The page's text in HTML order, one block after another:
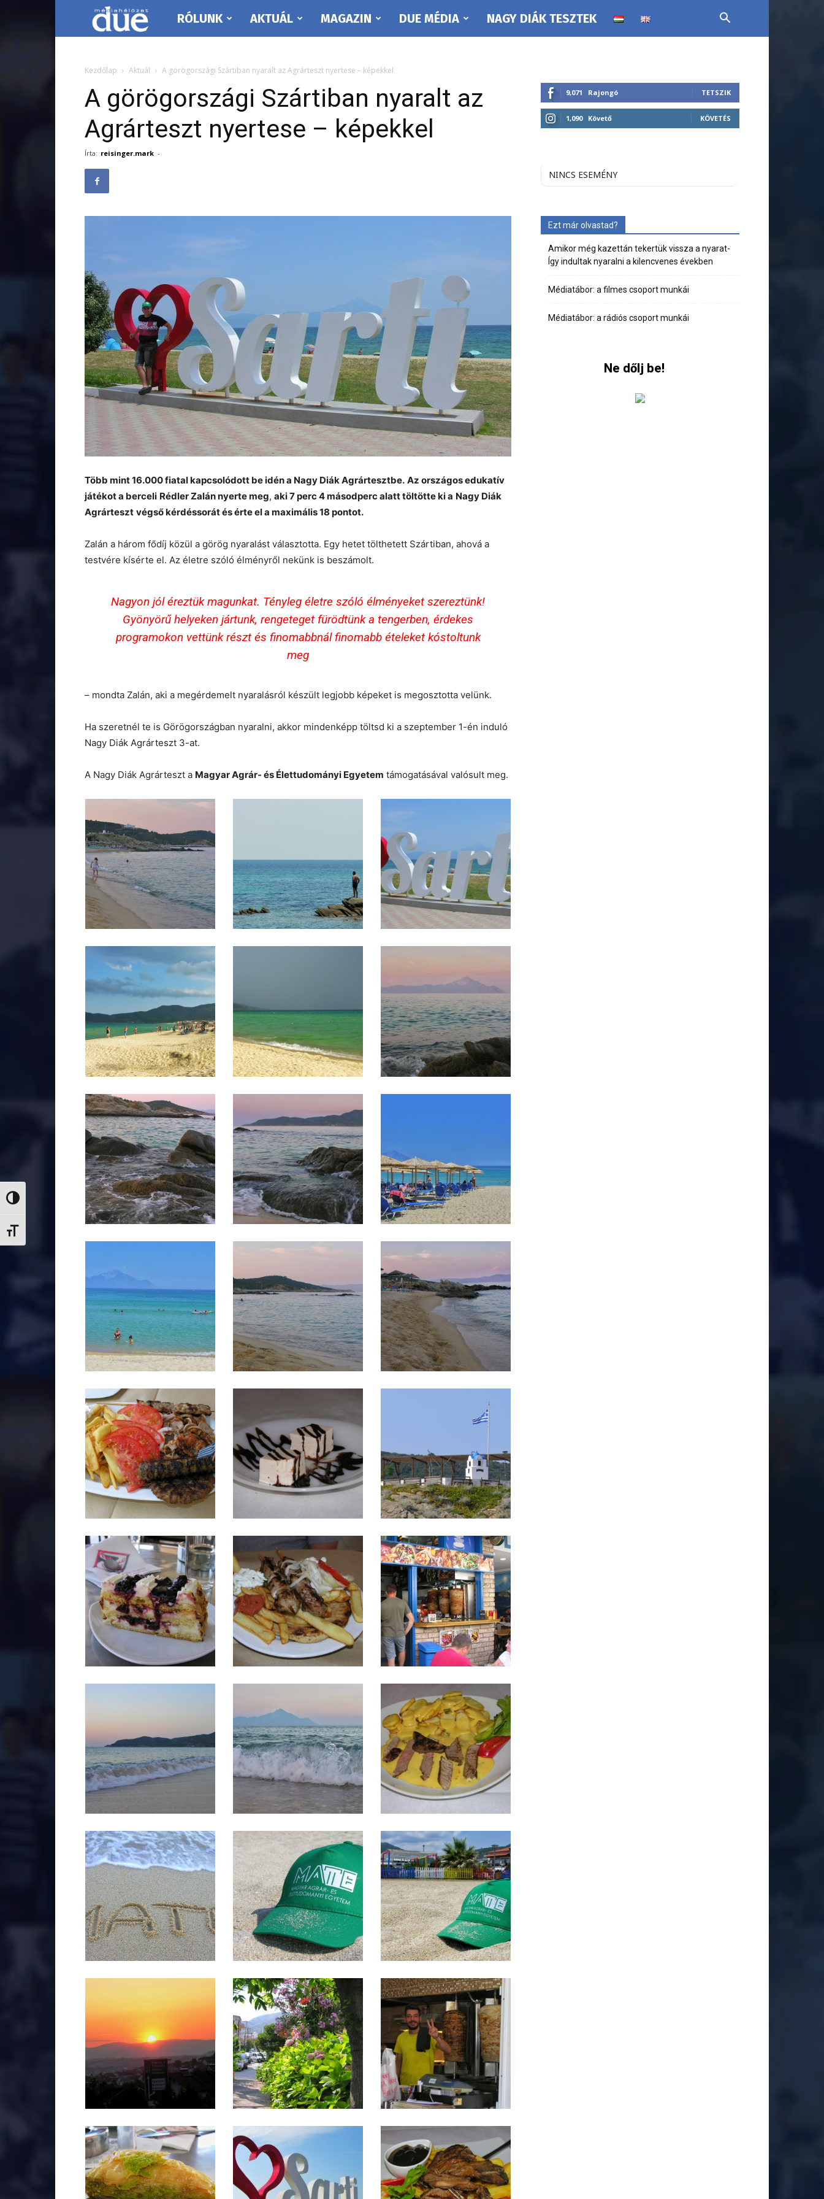
Nagy kontraszt váltása
Betűméret váltása
DUE
RÓLUNK AKTUÁL MAGAZIN DUE MÉDIA NAGY DIÁK TESZTEK
Kezdőlap Aktuál A görögországi Szártiban nyaralt az Agrárteszt nyertese – képekkel
A görögországi Szártiban nyaralt az
Agrárteszt nyertese – képekkel
Írta: reisinger.mark -
Több mint 16.000 fiatal kapcsolódott be idén a Nagy Diák Agrártesztbe. Az országos edukatív
játékot a berceli Rédler Zalán nyerte meg, aki 7 perc 4 másodperc alatt töltötte ki a Nagy Diák
Agrárteszt végső kérdéssorát és érte el a maximális 18 pontot.
Zalán a három fődíj közül a görög nyaralást választotta. Egy hetet tölthetett Szártiban, ahová a
testvére kísérte el. Az életre szóló élményről nekünk is beszámolt.
Nagyon jól éreztük magunkat. Tényleg életre szóló élményeket szereztünk!
Gyönyörű helyeken jártunk, rengeteget fürödtünk a tengerben, érdekes
programokon vettünk részt és finomabbnál finomabb ételeket kóstoltunk
meg
– mondta Zalán, aki a megérdemelt nyaralásról készült legjobb képeket is megosztotta velünk.
Ha szeretnél te is Görögországban nyaralni, akkor mindenképp töltsd ki a szeptember 1-én induló
Nagy Diák Agrárteszt 3-at.
A Nagy Diák Agrárteszt a Magyar Agrár- és Élettudományi Egyetem támogatásával valósult meg.
9,071 Rajongó TETSZIK
1,090 Követő KÖVETÉS
NINCS ESEMÉNY
Ezt már olvastad?
Amikor még kazettán tekertük vissza a nyarat-
Így indultak nyaralni a kilencvenes években
Médiatábor: a filmes csoport munkái
Médiatábor: a rádiós csoport munkái
Ne dőlj be!